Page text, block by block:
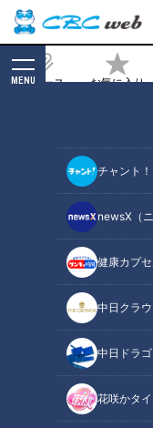
ニュース お気に入り
MENU
チャント！
newsX（
健康カプ
中日クラ
中日ドラ
花咲かタ
裏側と野手へ
秘めた思い
2022/12/13 14:25